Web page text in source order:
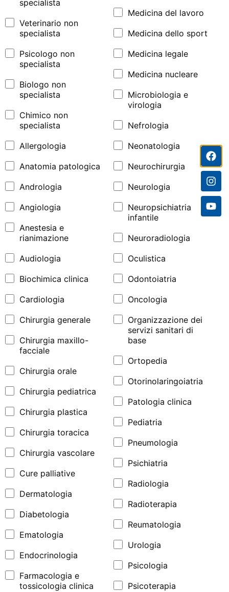
specialista
Veterinario non
specialista
Psicologo non
specialista
Biologo non
specialista
Chimico non
specialista
Allergologia
Anatomia patologica
Andrologia
Angiologia
Anestesia e
rianimazione
Audiologia
Biochimica clinica
Cardiologia
Chirurgia generale
Chirurgia maxillo-
facciale
Chirurgia orale
Chirurgia pediatrica
Chirurgia plastica
Chirurgia toracica
Chirurgia vascolare
Cure palliative
Dermatologia
Diabetologia
Ematologia
Endocrinologia
Farmacologia e
tossicologia clinica
Medicina del lavoro
Medicina dello sport
Medicina legale
Medicina nucleare
Microbiologia e
virologia
Nefrologia
Neonatologia
Neurochirurgia
Neurologia
Neuropsichiatria
infantile
Neuroradiologia
Oculistica
Odontoiatria
Oncologia
Organizzazione dei
servizi sanitari di
base
Ortopedia
Otorinolaringoiatria
Patologia clinica
Pediatria
Pneumologia
Psichiatria
Radiologia
Radioterapia
Reumatologia
Urologia
Psicologia
Psicoterapia